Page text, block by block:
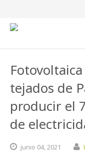
tejados de
producir el
de
junio 04,2021